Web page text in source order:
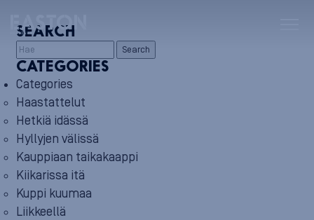
SEARCH
Search
CATEGORIES
Categories
Haastattelut
Hetkiä idässä
Hyllyjen välissä
Kauppiaan taikakaappi
Kiikarissa itä
Kuppi kuumaa
Liikkeellä